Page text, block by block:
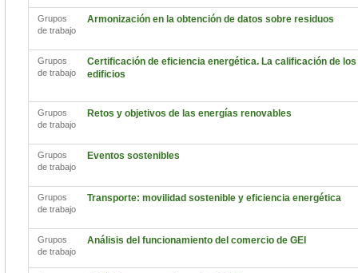
Grupos
de trabajo
Armonización en la obtención de datos sobre residuos
Grupos
de trabajo
Certificación de eficiencia energética. La calificación de los
edificios
Grupos
de trabajo
Retos y objetivos de las energías renovables
Grupos
de trabajo
Eventos sostenibles
Grupos
de trabajo
Transporte: movilidad sostenible y eficiencia energética
Grupos
de trabajo
Análisis del funcionamiento del comercio de GEI